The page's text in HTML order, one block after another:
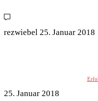
rezwiebel 25. Januar 2018
25. Januar 2018